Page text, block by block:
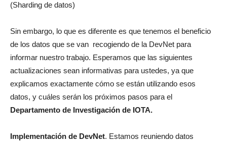
(Sharding de datos)
Sin embargo, lo que es diferente es que tenemos el beneficio
de los datos que se van recogiendo de la DevNet para
informar nuestro trabajo. Esperamos que las siguientes
actualizaciones sean informativas para ustedes, ya que
explicamos exactamente cómo se están utilizando esos
datos, y cuáles serán los próximos pasos para el
Departamento de Investigación de IOTA.
Implementación de DevNet. Estamos reuniendo datos